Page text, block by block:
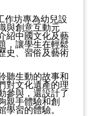
作坊專為幼兒設
與創意互動元
紹中國文化及藝
，讓學生在輕鬆
史、習俗及藝術
聽生動的故事和
對文化遺產的理
參與，還設計了
親手體驗和創
學習的體驗。